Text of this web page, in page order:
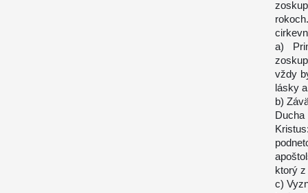
a)
vždy
lásky
b)
ktorý z
c)